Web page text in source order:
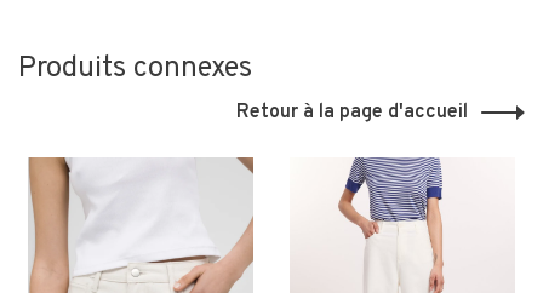
Produits connexes
Retour à la page d'accueil